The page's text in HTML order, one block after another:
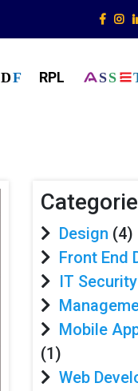
D F RPL S S
Design (4)
Front End
IT Security
Mobile
(1)
Web